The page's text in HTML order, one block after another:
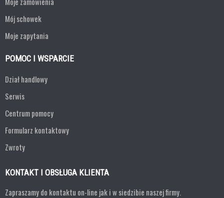
Mój schowek
Moje zapytania
POMOC I WSPARCIE
Dział handlowy
Serwis
Centrum pomocy
Formularz kontaktowy
Zwroty
KONTAKT I OBSŁUGA KLIENTA
Zapraszamy do kontaktu on-line jak i w siedzibie naszej firmy.